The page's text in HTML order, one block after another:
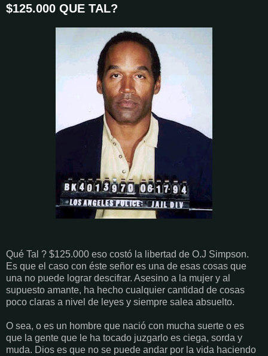
$125.000 QUE TAL?
Qué Tal ? $125.000 eso costó la libertad de O.J Simpson.
Es que el caso con éste señor es una de esas cosas que
una no puede lograr descifrar. Asesino a la mujer y al
supuesto amante, ha hecho cualquier cantidad de cosas
poco claras a nivel de leyes y siempre salea absuelto.
O sea, o es un hombre que nació con mucha suerte o es
que la gente que le ha tocado juzgarlo es ciega, sorda y
muda. Dios es que no se puede andar por la vida haciendo